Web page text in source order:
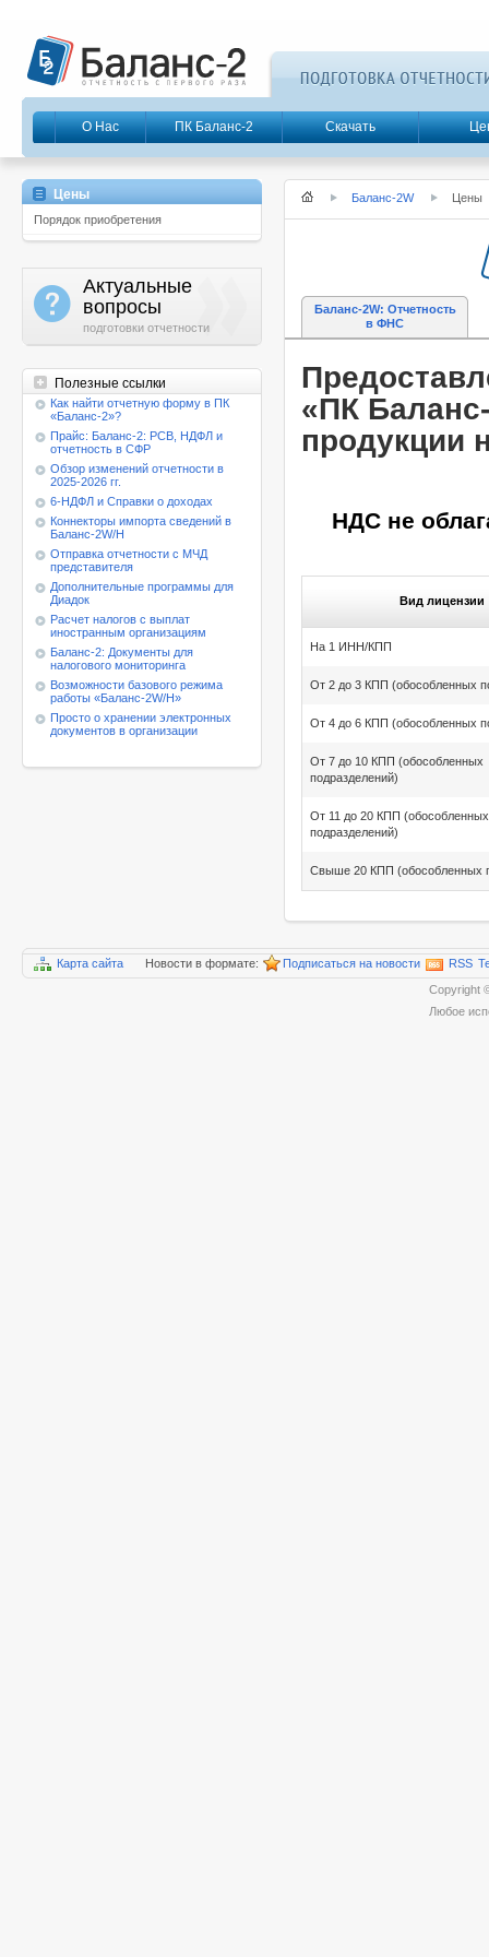
О Нас ПК Баланс-2 Скачать
Цены
Порядок приобретения
a Актуальные
вопросы
подготовки отчетности
Полезные ссылки
Как найти отчетную форму в ПК
«Баланс-2»?
Прайс: Баланс-2: РСВ, НДФЛ и
отчетность в СФР
Обзор изменений отчетности в
2025-2026 гг.
6-НДФЛ и Справки о доходах
Коннекторы импорта сведений в
Баланс-2W/Н
Отправка отчетности с МЧД
представителя
Дополнительные программы для
Диадок
Расчет налогов с выплат
иностранным организациям
Баланс-2: Документы для
налогового мониторинга
Возможности базового режима
работы «Баланс-2W/Н»
Просто о хранении электронных
документов в организации
Баланс-2W Цены
Баланс-2W: Отчетность
в ФНС
«ПК
продукции
НДС не
Вид лицензии
На 1 ИНН/КПП
От 2 до 3 КПП (обособленных
От 4 до 6 КПП (обособленных
От 7 до 10 КПП (обособленных
подразделений)
От 11 до 20 КПП (обособленных
подразделений)
Свыше 20 КПП (обособленных
Карта сайта Новости в формате: Подписаться на новости RSS
Любое